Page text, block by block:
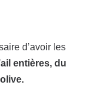
d’avoir les
entières, du